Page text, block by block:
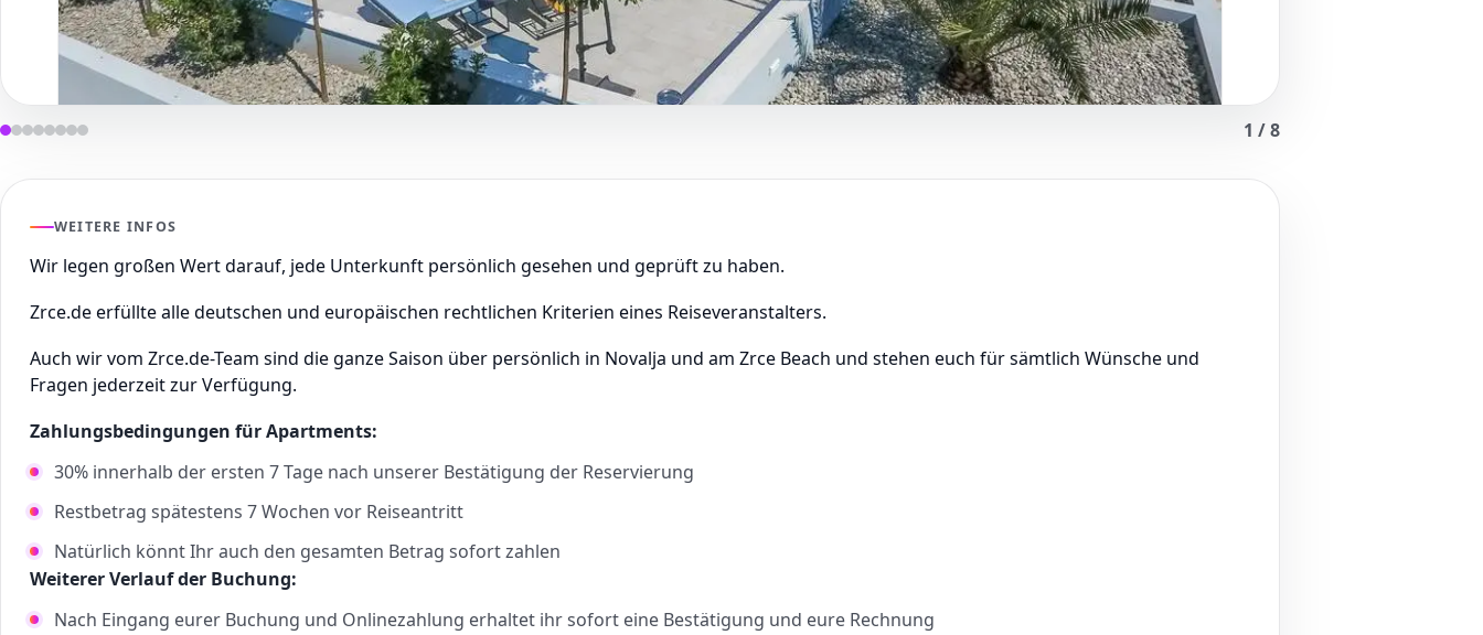
1 /8
WEITERE INFOS
Wir legen großen Wert darauf, jede Unterkunft persönlich gesehen und geprüft zu haben.
Zrce.de erfüllte alle deutschen und europäischen rechtlichen Kriterien eines Reiseveranstalters.
Auch wir vom Zrce.de-Team sind die ganze Saison über persönlich in Novalja und am Zrce Beach und stehen euch für sämtlich Wünsche und
Fragen jederzeit zur Verfügung.
Zahlungsbedingungen für Apartments:
30% innerhalb der ersten 7 Tage nach unserer Bestätigung der Reservierung
Restbetrag spätestens 7 Wochen vor Reiseantritt
Natürlich könnt Ihr auch den gesamten Betrag sofort zahlen
Weiterer Verlauf der Buchung:
Nach Eingang eurer Buchung und Onlinezahlung erhaltet ihr sofort eine Bestätigung und eure Rechnung